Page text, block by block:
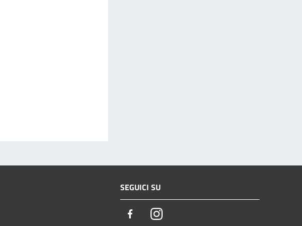
SEGUICI SU
FacebookInstagram